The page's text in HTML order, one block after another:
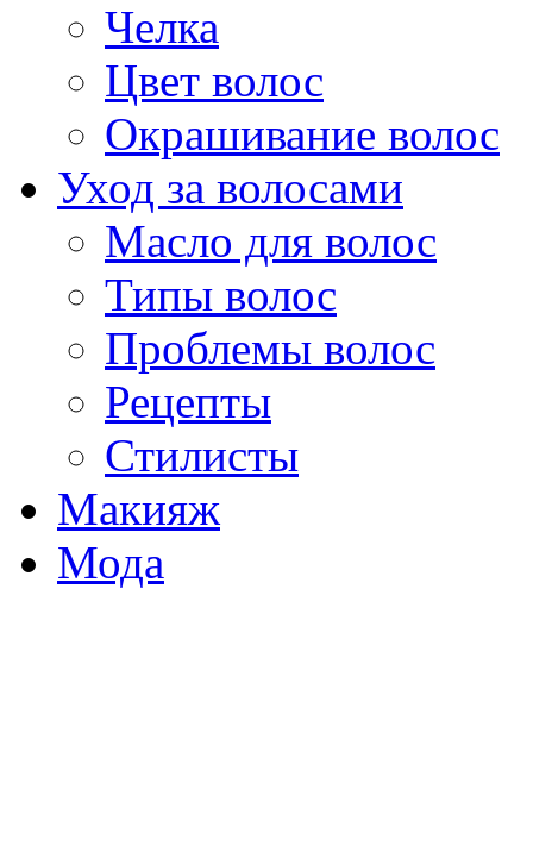
Челка
Цвет волос
Окрашивание волос
Уход за волосами
Масло для волос
Типы волос
Проблемы волос
Рецепты
Стилисты
Макияж
Мода